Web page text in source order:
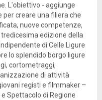
L'obiettivo - aggiunge
per creare una filiera che
nuove competenze,
edizione della
di Celle Ligure
lo splendido borgo ligure
cortometraggi,
di attività
registi e filmmaker –
Spettacolo di Regione